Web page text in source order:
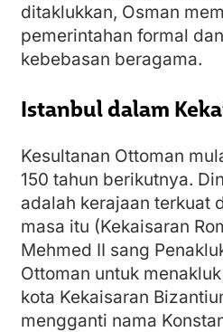
ditaklukkan, Osman
pemerintahan formal
kebebasan beragama.
Istanbul dalam
Kesultanan Ottoman
150 tahun berikutnya.
adalah kerajaan terkuat
masa itu (Kekaisaran
Mehmed II sang
Ottoman untuk
kota Kekaisaran
mengganti nama